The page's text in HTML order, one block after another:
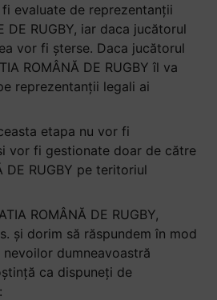
evaluate de reprezentanții
DE RUGBY, iar daca jucătorul
vor fi șterse. Daca jucătorul
ROMÂNĂ DE RUGBY îl va
reprezentanții legali ai
etapa nu vor fi
vor fi gestionate doar de către
DE RUGBY pe teritoriul
ROMÂNĂ DE RUGBY,
și dorim să răspundem în mod
dumneavoastră
ca dispuneți de